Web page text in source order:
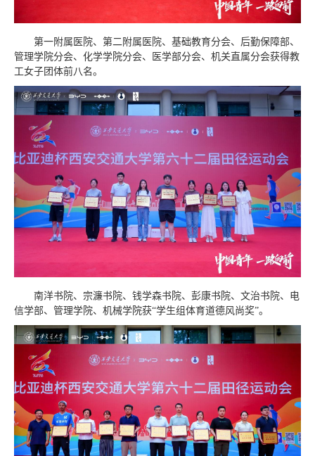
第一附属医院、第二附属医院、基础教育分会、后勤保障部、
管理学院分会、化学学院分会、医学部分会、机关直属分会获得教
工女子团体前八名。
南洋书院、宗濂书院、钱学森书院、彭康书院、文治书院、电
信学部、管理学院、机械学院获“学生组体育道德风尚奖”。